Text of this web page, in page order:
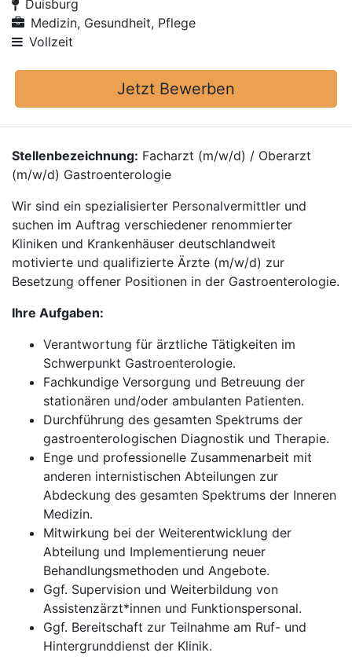
Duisburg
Medizin, Gesundheit, Pflege
Vollzeit
Jetzt Bewerben
Stellenbezeichnung: Facharzt (m/w/d) / Oberarzt
(m/w/d) Gastroenterologie
Wir sind ein spezialisierter Personalvermittler und
suchen im Auftrag verschiedener renommierter
Kliniken und Krankenhäuser deutschlandweit
motivierte und qualifizierte Ärzte (m/w/d) zur
Besetzung offener Positionen in der Gastroenterologie.
Ihre Aufgaben:
Verantwortung für ärztliche Tätigkeiten im
Schwerpunkt Gastroenterologie.
Fachkundige Versorgung und Betreuung der
stationären und/oder ambulanten Patienten.
Durchführung des gesamten Spektrums der
gastroenterologischen Diagnostik und Therapie.
Enge und professionelle Zusammenarbeit mit
anderen internistischen Abteilungen zur
Abdeckung des gesamten Spektrums der Inneren
Medizin.
Mitwirkung bei der Weiterentwicklung der
Abteilung und Implementierung neuer
Behandlungsmethoden und Angebote.
Ggf. Supervision und Weiterbildung von
Assistenzärzt*innen und Funktionspersonal.
Ggf. Bereitschaft zur Teilnahme am Ruf- und
Hintergrunddienst der Klinik.